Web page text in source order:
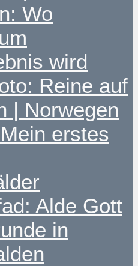
Wo
wird
Reine auf
| Norwegen
erstes
Alde Gott
in